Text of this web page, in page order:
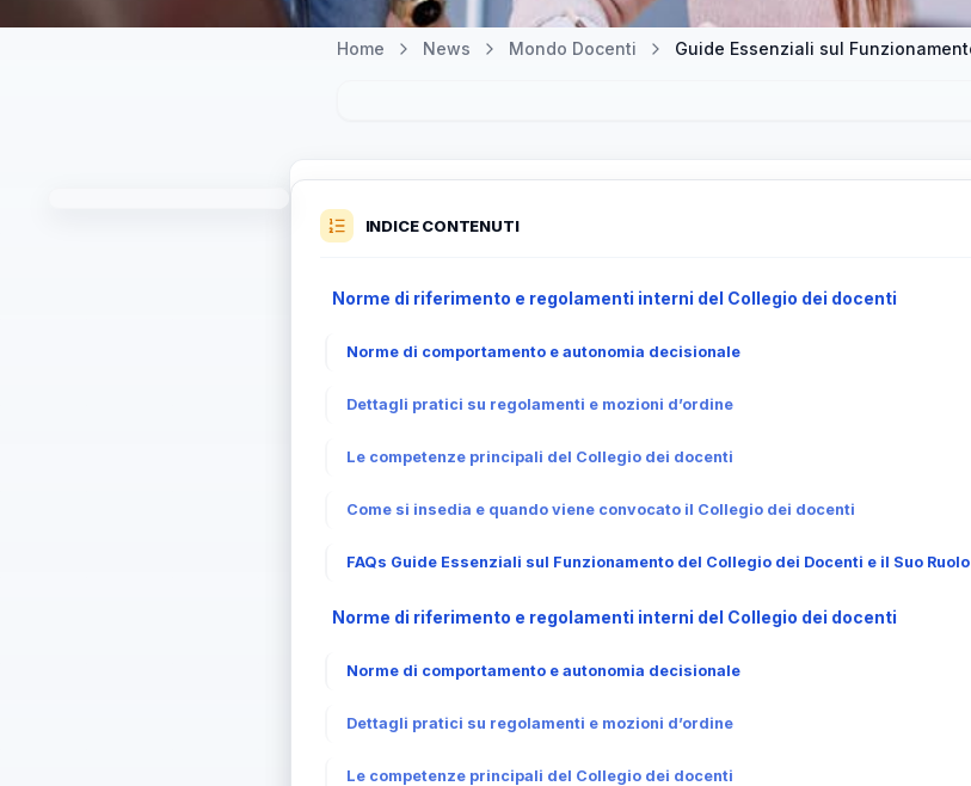
Home News Mondo Docenti Guide Essenziali sul
INDICE CONTENUTI
Norme di riferimento e regolamenti interni del Collegio dei docenti
Norme di comportamento e autonomia decisionale
Dettagli pratici su regolamenti e mozioni d’ordine
Le competenze principali del Collegio dei docenti
Come si insedia e quando viene convocato il Collegio dei docenti
FAQs Guide Essenziali sul Funzionamento del Collegio dei Docenti e il Suo
Norme di riferimento e regolamenti interni del Collegio dei docenti
Norme di comportamento e autonomia decisionale
Dettagli pratici su regolamenti e mozioni d’ordine
Le competenze principali del Collegio dei docenti